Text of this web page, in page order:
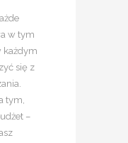
w tym
każdym
się z
tym,
–